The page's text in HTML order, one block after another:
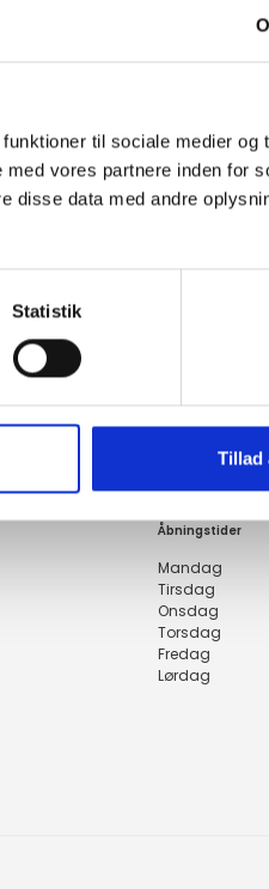
til sociale medier og
vores partnere inden for
disse data med andre
Statistik
Tillad
GRATIS
HURTIG
Ved
100%
Åbningstider
Mandag
Tirsdag
Onsdag
Torsdag
Fredag
Lørdag